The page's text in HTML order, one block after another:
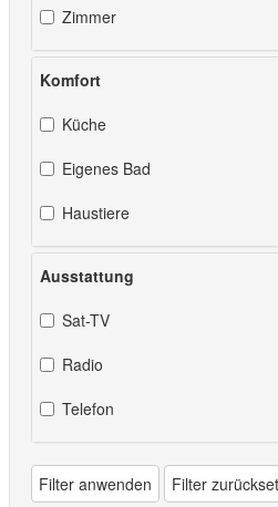
Komfort
Küche
Eigenes Bad
Haustiere
Ausstattung
Sat-TV
Radio
Telefon